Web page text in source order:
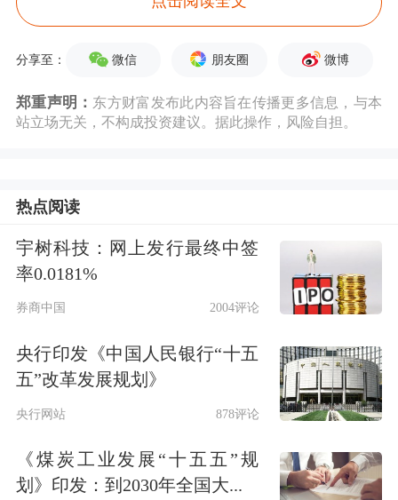
基于上述思考，厉以宁认为货币政策总
量调控的局限性同样不可忽视。
况很不一样，货币政策的调控容易形成
一刀切的毛病，因此从宏观角度来讲，
对货币政策进行宏观调控有利有弊，而
转型的经济体而言，可能是严重的，甚
二是货币政策总量调控作用于总需求的
扩大或压缩，而对总供给的影响并不明
分享至： 微信 朋友圈 微博
郑重声明： 东方财富发布此内容旨在传播更多信息，与本
站立场无关，不构成投资建议。据此操作，风险自担。
热点阅读
宇树科技：网上发行最终中签
率0.0181%
券商中国 2004评论
央行印发《中国人民银行“十五
五”改革发展规划》
央行网站 878评论
《煤炭工业发展“十五五”规
划》印发：到2030年全国大...